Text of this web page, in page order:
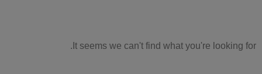
It seems we can't find what you're looking for.